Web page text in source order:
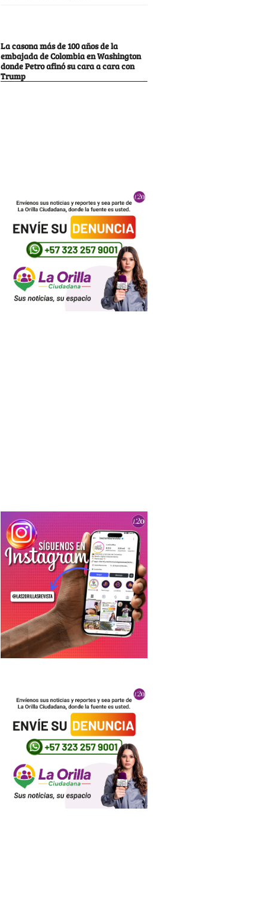
La casona más de 100 años de la
embajada de Colombia en Washington
donde Petro afinó su cara a cara con
Trump